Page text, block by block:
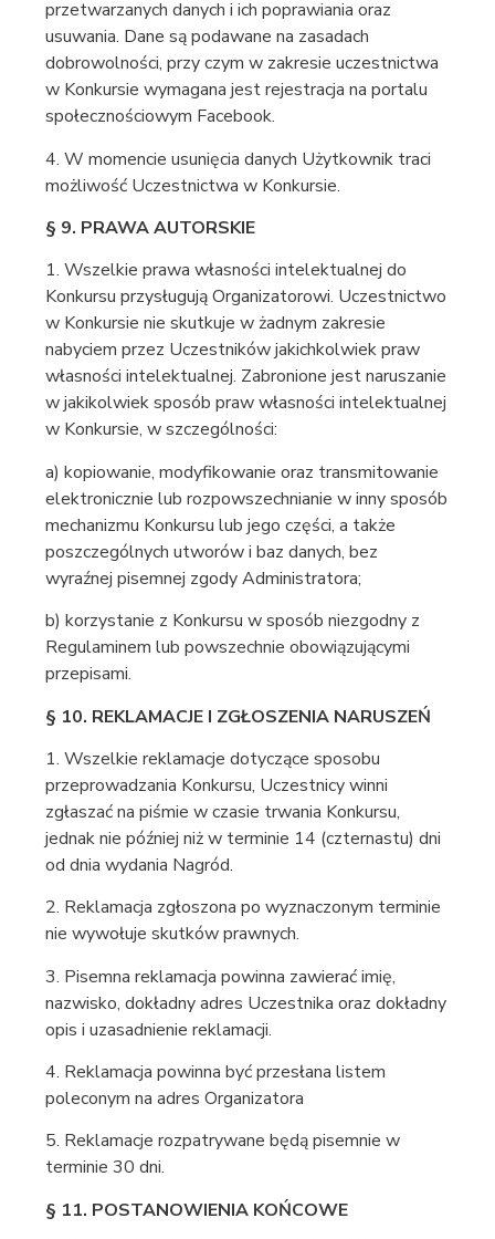
przetwarzanych danych i ich poprawiania oraz
usuwania. Dane są podawane na zasadach
dobrowolności, przy czym w zakresie uczestnictwa
w Konkursie wymagana jest rejestracja na portalu
społecznościowym Facebook.
4. W momencie usunięcia danych Użytkownik traci
możliwość Uczestnictwa w Konkursie.
§ 9. PRAWA AUTORSKIE
1. Wszelkie prawa własności intelektualnej do
Konkursu przysługują Organizatorowi. Uczestnictwo
w Konkursie nie skutkuje w żadnym zakresie
nabyciem przez Uczestników jakichkolwiek praw
własności intelektualnej. Zabronione jest naruszanie
w jakikolwiek sposób praw własności intelektualnej
w Konkursie, w szczególności:
a) kopiowanie, modyfikowanie oraz transmitowanie
elektronicznie lub rozpowszechnianie w inny sposób
mechanizmu Konkursu lub jego części, a także
poszczególnych utworów i baz danych, bez
wyraźnej pisemnej zgody Administratora;
b) korzystanie z Konkursu w sposób niezgodny z
Regulaminem lub powszechnie obowiązującymi
przepisami.
§ 10. REKLAMACJE I ZGŁOSZENIA NARUSZEŃ
1. Wszelkie reklamacje dotyczące sposobu
przeprowadzania Konkursu, Uczestnicy winni
zgłaszać na piśmie w czasie trwania Konkursu,
jednak nie później niż w terminie 14 (czternastu) dni
od dnia wydania Nagród.
2. Reklamacja zgłoszona po wyznaczonym terminie
nie wywołuje skutków prawnych.
3. Pisemna reklamacja powinna zawierać imię,
nazwisko, dokładny adres Uczestnika oraz dokładny
opis i uzasadnienie reklamacji.
4. Reklamacja powinna być przesłana listem
poleconym na adres Organizatora
5. Reklamacje rozpatrywane będą pisemnie w
terminie 30 dni.
§ 11. POSTANOWIENIA KOŃCOWE